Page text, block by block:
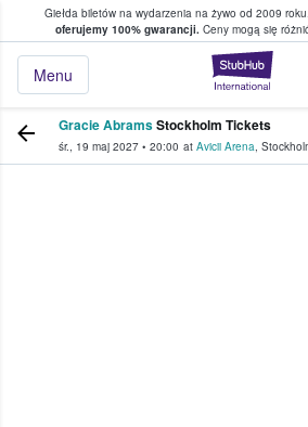
Giełda biletów na wydarzenia na żywo od 2009 roku.
oferujemy 100% gwarancji. Ceny mogą się
Menu
w którym fani i kibice
Gracie AbramsStockholm Tickets
śr., 19 maj 2027 • 20:00 at Avicii Arena,